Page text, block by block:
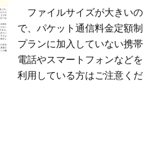
ファイルサイズが大きいの
で、パケット通信料金定額制
プランに加入していない携帯
電話やスマートフォンなどを
利用している方はご注意くだ